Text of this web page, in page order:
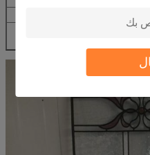
والأبواب
من صفح، الكهربائي